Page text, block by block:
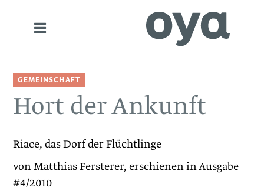
GEMEINSCHAFT
Hort der Ankunft
Riace, das Dorf der Flüchtlinge
von Matthias Fersterer, erschienen in Ausgabe
#4/2010